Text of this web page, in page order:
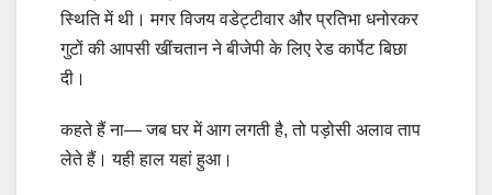
स्थिति में थी। मगर विजय वडेट्टीवार और प्रतिभा धनोरकर
गुटों की आपसी खींचतान ने बीजेपी के लिए रेड कार्पेट बिछा
दी।
कहते हैं ना— जब घर में आग लगती है, तो पड़ोसी अलाव ताप
लेते हैं। यही हाल यहां हुआ।